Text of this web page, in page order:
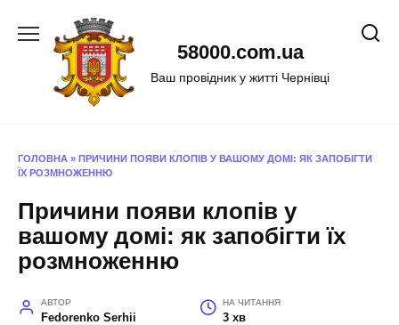
58000.com.ua
Ваш провідник у житті Чернівці
ГОЛОВНА » ПРИЧИНИ ПОЯВИ КЛОПІВ У ВАШОМУ ДОМІ: ЯК ЗАПОБІГТИ
ЇХ РОЗМНОЖЕННЮ
Причини появи клопів у
вашому домі: як запобігти їх
розмноженню
АВТОР
Fedorenko Serhii
НА ЧИТАННЯ
3 хв